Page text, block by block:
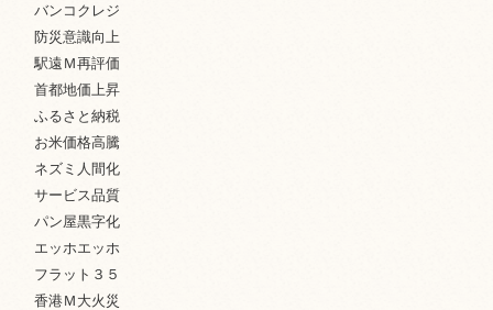
バンコクレジ
防災意識向上
駅遠Ｍ再評価
首都地価上昇
ふるさと納税
お米価格高騰
ネズミ人間化
サービス品質
パン屋黒字化
エッホエッホ
フラット３５
香港Ｍ大火災